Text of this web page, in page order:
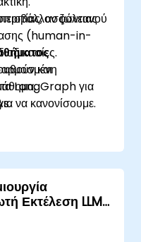
ασφάλειας
(human-in-
και
LangGraph για
ζωντανού
να κανονίσουμε.
Εκτέλεση LLM